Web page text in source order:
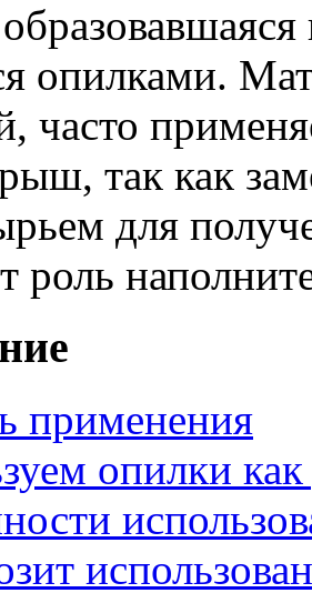
опилками.
часто
так как
для
роль
применения
опилки как